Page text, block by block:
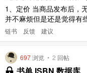
1、定价 当商品发布后，
并不麻烦但是还是觉得有
题，为了方便理解，我直
链书社这种 ..
链书 反馈 建议
697浏览 • 2 回帖
书单 ISBN 数据库